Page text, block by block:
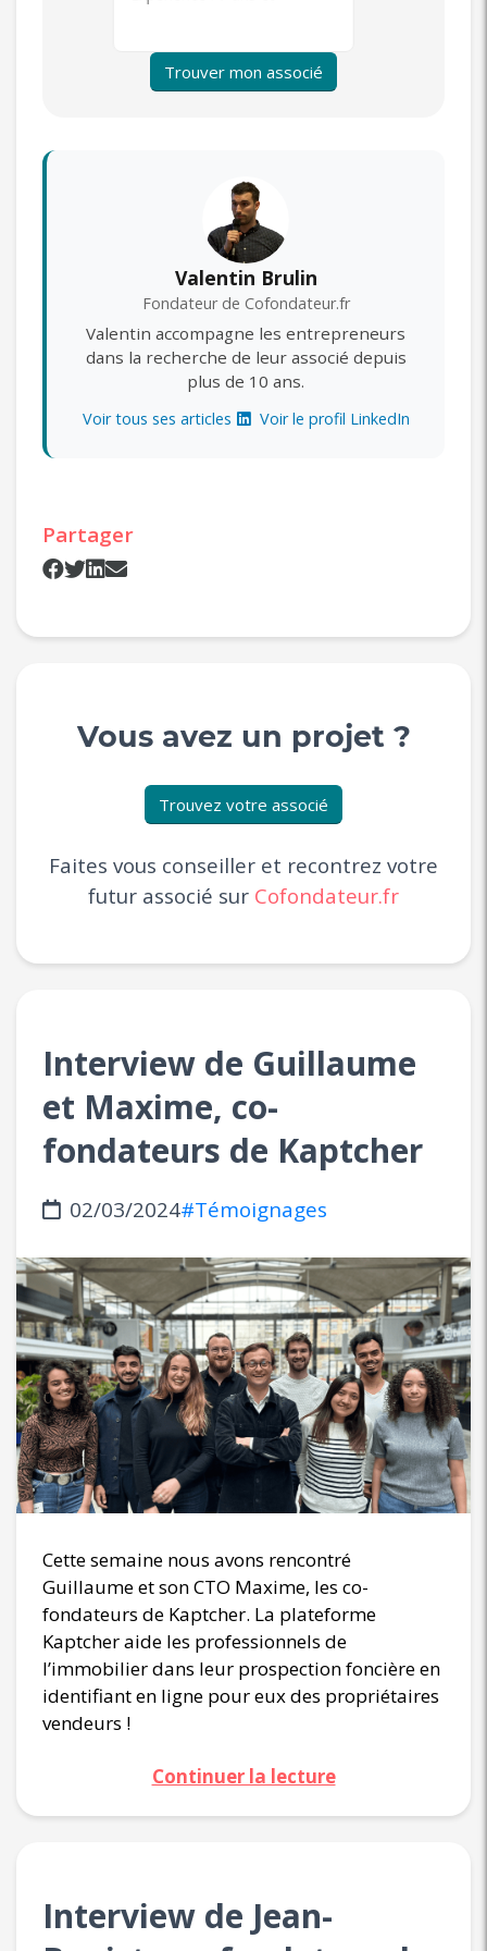
Trouver mon associé
Valentin Brulin
Fondateur de Cofondateur.fr
Valentin accompagne les entrepreneurs
dans la recherche de leur associé depuis
plus de 10 ans.
Voir tous ses articles Voir le profil LinkedIn
Partager
Vous avez un projet ?
Trouvez votre associé
Faites vous conseiller et recontrez votre
futur associé sur Cofondateur.fr
Interview de Guillaume
et Maxime, co-
fondateurs de Kaptcher
02/03/2024#Témoignages
Cette semaine nous avons rencontré
Guillaume et son CTO Maxime, les co-
fondateurs de Kaptcher. La plateforme
Kaptcher aide les professionnels de
l’immobilier dans leur prospection foncière en
identifiant en ligne pour eux des propriétaires
vendeurs !
Continuer la lecture
Interview de Jean-